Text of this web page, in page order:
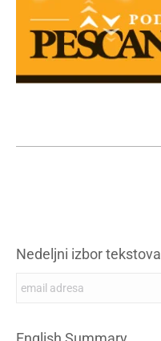
Nedeljni izbor tekstova